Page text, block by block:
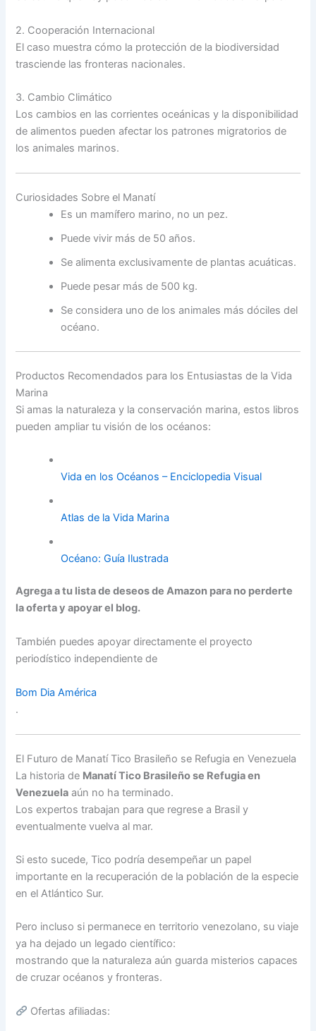
2. Cooperación Internacional
El caso muestra cómo la protección de la biodiversidad
trasciende las fronteras nacionales.
3. Cambio Climático
Los cambios en las corrientes oceánicas y la disponibilidad
de alimentos pueden afectar los patrones migratorios de
los animales marinos.
Curiosidades Sobre el Manatí
Es un mamífero marino, no un pez.
Puede vivir más de 50 años.
Se alimenta exclusivamente de plantas acuáticas.
Puede pesar más de 500 kg.
Se considera uno de los animales más dóciles del
océano.
Productos Recomendados para los Entusiastas de la Vida
Marina
Si amas la naturaleza y la conservación marina, estos libros
pueden ampliar tu visión de los océanos:
Vida en los Océanos – Enciclopedia Visual
Atlas de la Vida Marina
Océano: Guía Ilustrada
Agrega a tu lista de deseos de Amazon para no perderte
la oferta y apoyar el blog.
También puedes apoyar directamente el proyecto
periodístico independiente de
Bom Dia América
.
El Futuro de Manatí Tico Brasileño se Refugia en Venezuela
La historia de Manatí Tico Brasileño se Refugia en
Venezuela aún no ha terminado.
Los expertos trabajan para que regrese a Brasil y
eventualmente vuelva al mar.
Si esto sucede, Tico podría desempeñar un papel
importante en la recuperación de la población de la especie
en el Atlántico Sur.
Pero incluso si permanece en territorio venezolano, su viaje
ya ha dejado un legado científico:
mostrando que la naturaleza aún guarda misterios capaces
de cruzar océanos y fronteras.
Ofertas afiliadas: